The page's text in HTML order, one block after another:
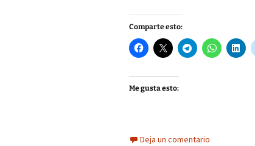
Comparte esto:
Me gusta esto:
Deja un comentario